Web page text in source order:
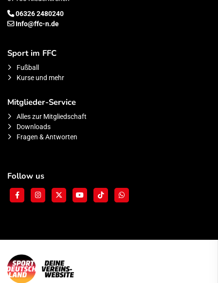
06326 2480240
Info@ffc-n.de
Sport im FFC
Fußball
Kurse und mehr
Mitglieder-Service
Alles zur Mitgliedschaft
Downloads
Fragen & Antworten
Follow us